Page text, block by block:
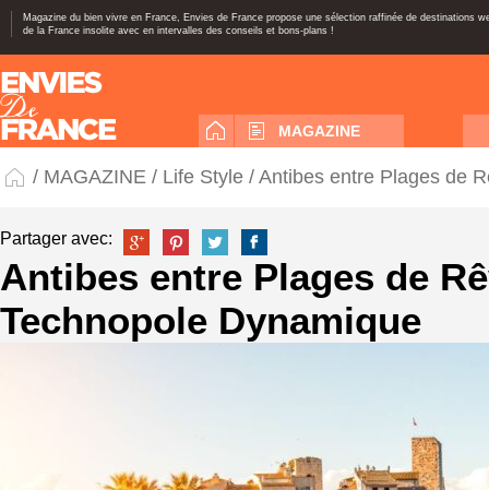
Magazine du bien vivre en France, Envies de France propose une sélection raffinée de destinations
de la France insolite avec en intervalles des conseils et bons-plans !
MAGAZINE
/ MAGAZINE / Life Style / Antibes entre Plages de
Partager avec:
Antibes entre Plages de
Technopole Dynamique